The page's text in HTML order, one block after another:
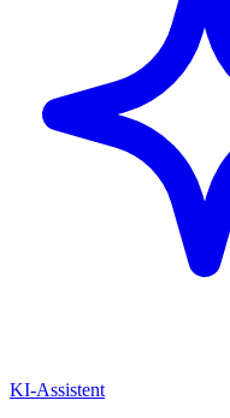
KI-Assistent